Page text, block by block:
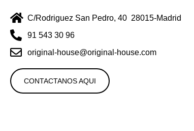
C/Rodriguez San Pedro, 40 28015-Madrid
91 543 30 96
original-house@original-house.com
CONTACTANOS AQUI